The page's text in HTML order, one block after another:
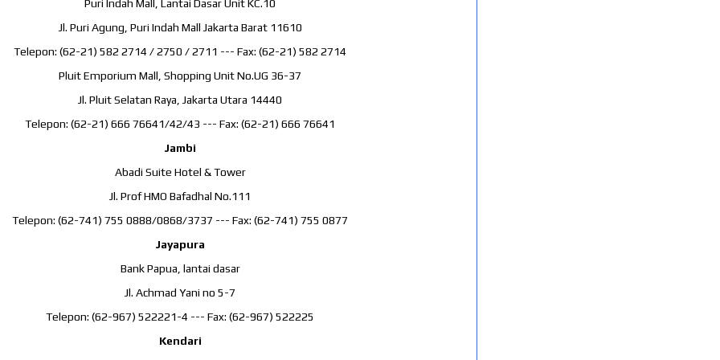
Puri Indah Mall, Lantai Dasar Unit KC.10
Jl. Puri Agung, Puri Indah Mall Jakarta Barat 11610
Telepon: (62-21) 582 2714 / 2750 / 2711 --- Fax: (62-21) 582 2714
Pluit Emporium Mall, Shopping Unit No.UG 36-37
Jl. Pluit Selatan Raya, Jakarta Utara 14440
Telepon: (62-21) 666 76641/42/43 --- Fax: (62-21) 666 76641
Jambi
Abadi Suite Hotel & Tower
Jl. Prof HMO Bafadhal No.111
Telepon: (62-741) 755 0888/0868/3737 --- Fax: (62-741) 755 0877
Jayapura
Bank Papua, lantai dasar
Jl. Achmad Yani no 5-7
Telepon: (62-967) 522221-4 --- Fax: (62-967) 522225
Kendari